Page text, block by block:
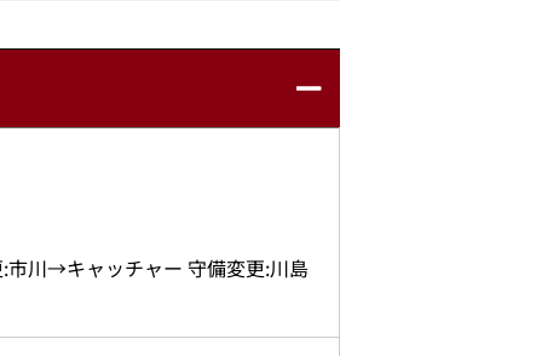
川→キャッチャー 守備変更:川島